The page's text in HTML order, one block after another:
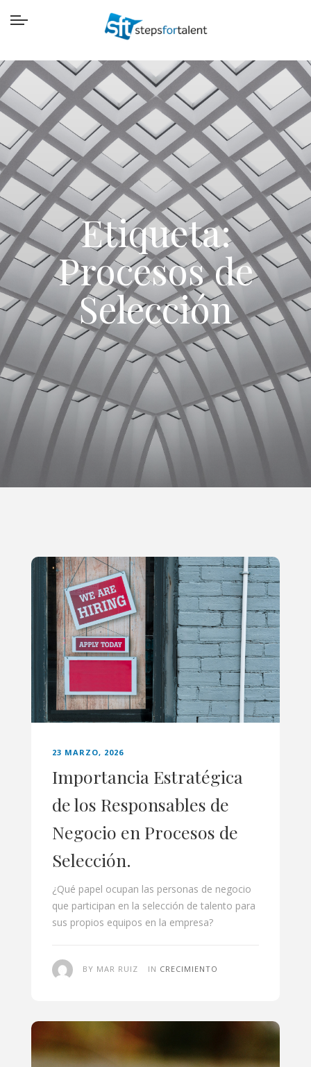
Etiqueta:
Procesos de
Selección
23 MARZO, 2026
Importancia Estratégica
de los Responsables de
Negocio en Procesos de
Selección.
¿Qué papel ocupan las personas de negocio
que participan en la selección de talento para
sus propios equipos en la empresa?
BY MAR RUIZ IN CRECIMIENTO